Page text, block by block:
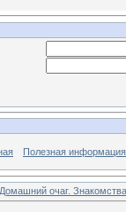
Полезная
Домашний очаг. Знакомства